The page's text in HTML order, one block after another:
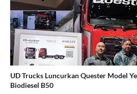
UD Trucks Luncurkan Quester Model
Biodiesel B50